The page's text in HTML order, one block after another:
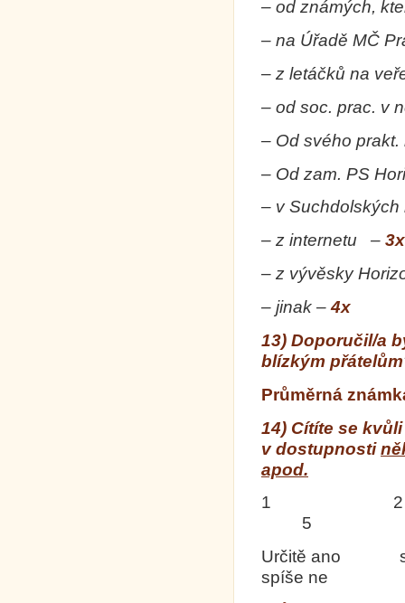
– od známých,
– na Úřadě MČ
– z letáčků na
– od soc. prac. v
– Od svého
– Od zam. PS
– v
– z internetu – 3x
– z vývěsky
– jinak –4x
13) Doporučil/a
blízkým přátelům
Průměrná
14) Cítíte se
v dostupnosti
apod.
1
5
Určitě
spíše ne